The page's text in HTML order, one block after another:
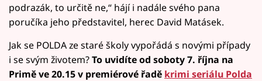
podrazák, to určitě ne,“ hájí i nadále svého pana
poručíka jeho představitel, herec David Matásek.
Jak se POLDA ze staré školy vypořádá s novými případy
i se svým životem?To uvidíte od soboty 7. října na
Primě ve 20.15 v premiérové řadě krimi seriálu Polda